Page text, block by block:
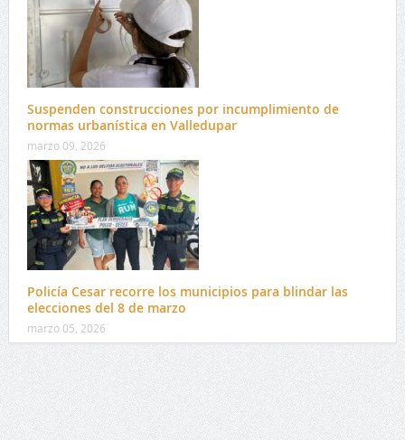
Suspenden construcciones por incumplimiento de
normas urbanística en Valledupar
marzo 09, 2026
Policía Cesar recorre los municipios para blindar las
elecciones del 8 de marzo
marzo 05, 2026